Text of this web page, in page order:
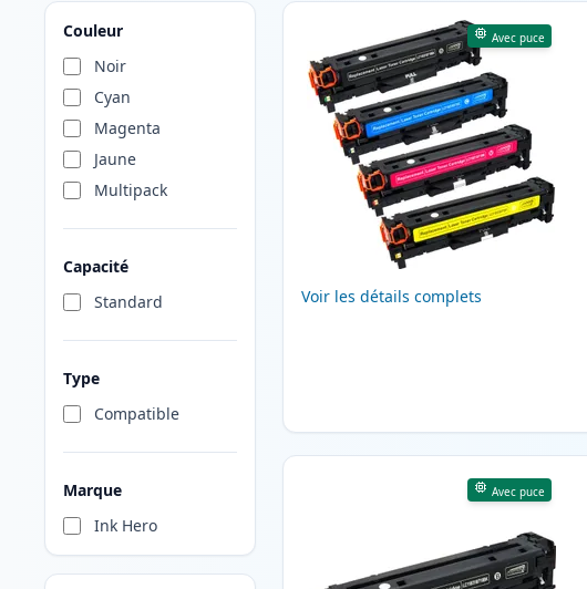
Couleur
Noir
Cyan
Magenta
Jaune
Multipack
Capacité
Standard
Type
Compatible
Marque
Ink Hero
Produits
Avec puce
Voir les détails complets
Avec puce